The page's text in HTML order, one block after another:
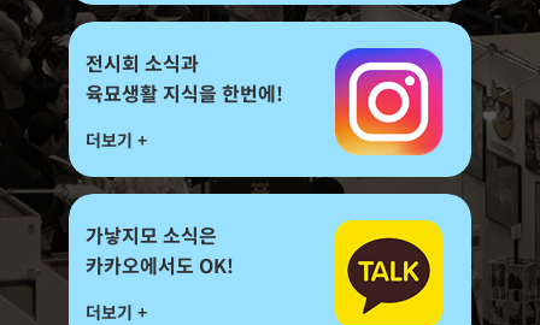
전시회 소식과
육묘생활 지식을 한번에!
더보기 +
가낳지모 소식은
카카오에서도 OK!
더보기 +